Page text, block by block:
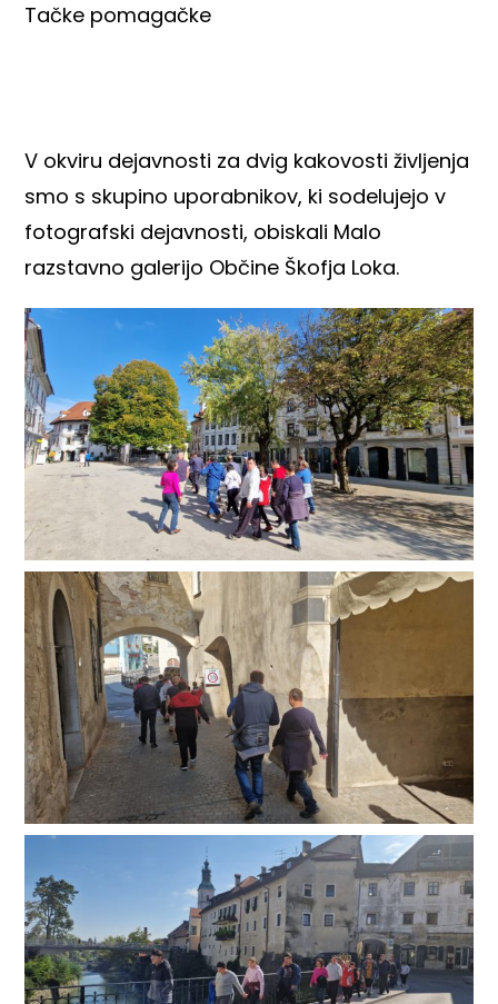
Tačke pomagačke
V okviru dejavnosti za dvig kakovosti življenja
smo s skupino uporabnikov, ki sodelujejo v
fotografski dejavnosti, obiskali Malo
razstavno galerijo Občine Škofja Loka.